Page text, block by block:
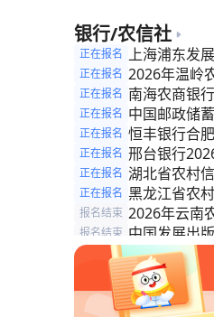
告
报名结束 2026年度济
告
报名结束 新疆维吾尔
录法官助理
报名结束
阿里地区关
干中招录（
告
银行/农信社
正在报名 上海浦东发
2026年公开
正在报名 2026年温岭
正在报名 南海农商银
正在报名 中国邮政储
会招聘
正在报名 恒丰银行合
正在报名 邢台银行
正在报名 湖北省农村
年度招聘劳
批）
正在报名 黑龙江省农
报名结束 2026年云南
报名结束 中国发展出
报名结束 安徽省农村
招聘公告
报名结束 安徽省农村